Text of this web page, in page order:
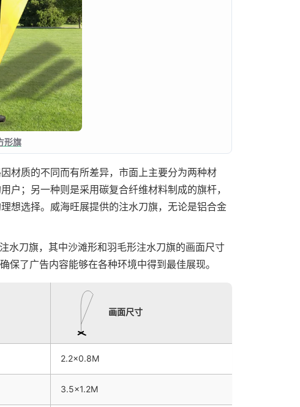
形旗
材质的不同而有所差异，市面上主要分为两种材
户；另一种则是采用碳复合纤维材料制成的旗杆，
想选择。威海旺展提供的注水刀旗，无论是铝合金
水刀旗，其中沙滩形和羽毛形注水刀旗的画面尺寸
了广告内容能够在各种环境中得到最佳展现。
画面尺寸
2.2×0.8M
3.5×1.2M